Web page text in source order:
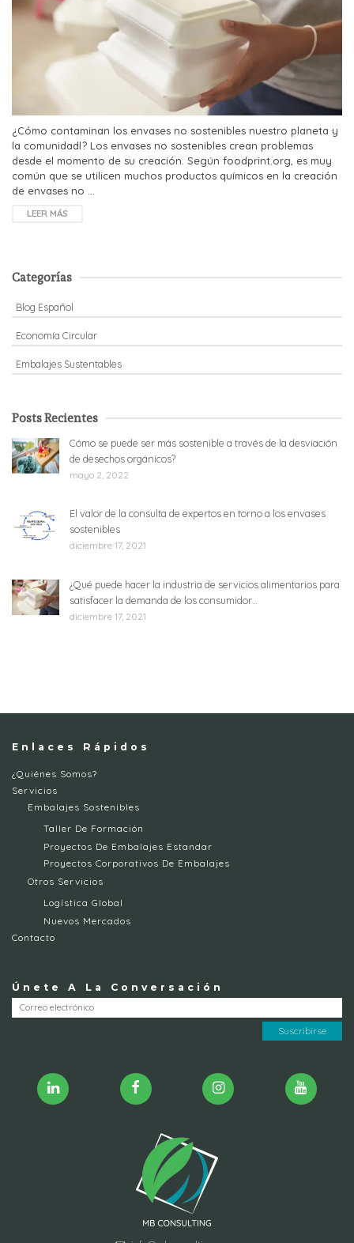
¿Cómo contaminan los envases no sostenibles nuestro planeta y
la comunidadl? Los envases no sostenibles crean problemas
desde el momento de su creación. Según foodprint.org, es muy
común que se utilicen muchos productos químicos en la creación
de envases no …
LEER MÁS
Categorías
Blog Español
Economía Circular
Embalajes Sustentables
Posts Recientes
Cómo se puede ser más sostenible a través de la desviación
de desechos orgánicos?
mayo 2, 2022
El valor de la consulta de expertos en torno a los envases
sostenibles
diciembre 17, 2021
¿Qué puede hacer la industria de servicios alimentarios para
satisfacer la demanda de los consumidor…
diciembre 17, 2021
Enlaces Rápidos
¿Quiénes Somos?
Servicios
Embalajes Sostenibles
Taller De Formación
Proyectos De Embalajes Estandar
Proyectos Corporativos De Embalajes
Otros Servicios
Logística Global
Nuevos Mercados
Contacto
Únete A La Conversación
Suscribirse